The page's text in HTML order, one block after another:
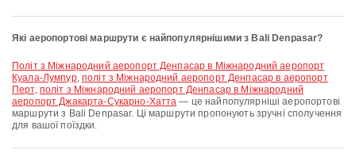
Які аеропортові маршрути є найпопулярнішими з Bali Denpasar?
політ з Міжнародний аеропорт Денпасар в Міжнародний аеропорт
Куала-Лумпур, політ з Міжнародний аеропорт Денпасар в аеропорт
Перт, політ з Міжнародний аеропорт Денпасар в Міжнародний
аеропорт Джакарта-Сукарно-Хатта — це найпопулярніші аеропортові
маршрути з Bali Denpasar. Ці маршрути пропонують зручні сполучення
для вашої поїздки.